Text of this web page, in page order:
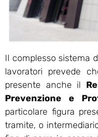
Il complesso sistema
lavoratori prevede
presente anche il
Prevenzione e
particolare figura
tramite, o